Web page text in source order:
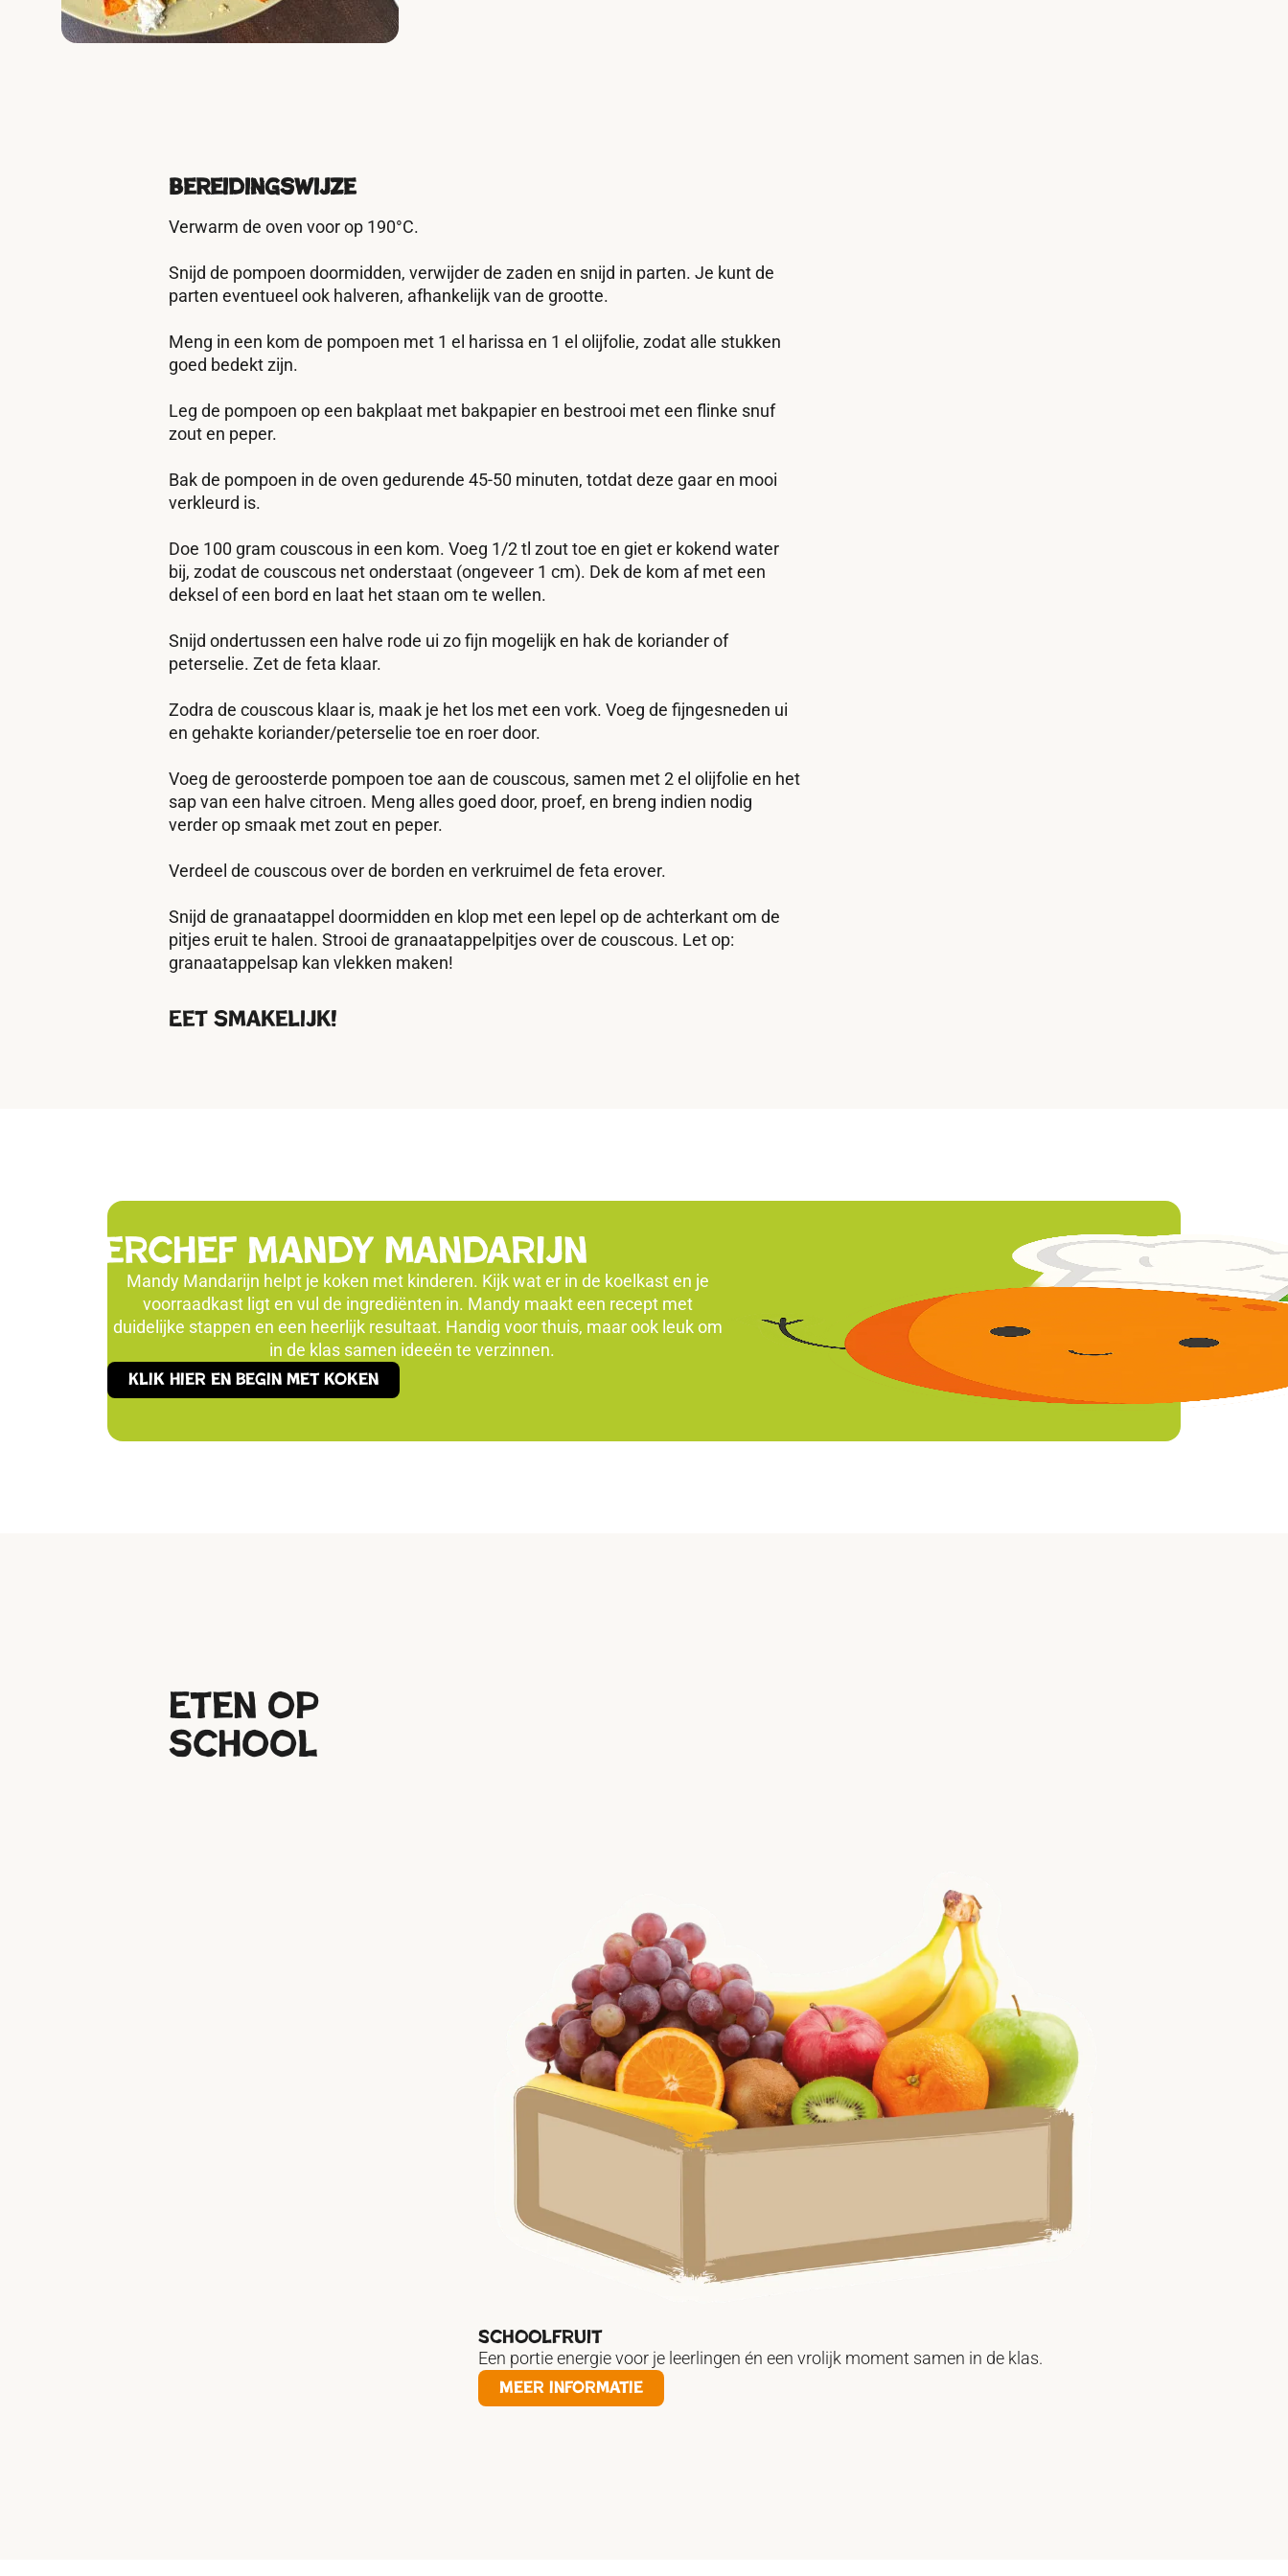
Bereidingswijze
Verwarm de oven voor op 190°C.
Snijd de pompoen doormidden, verwijder de zaden en snijd in parten. Je kunt de
parten eventueel ook halveren, afhankelijk van de grootte.
Meng in een kom de pompoen met 1 el harissa en 1 el olijfolie, zodat alle stukken
goed bedekt zijn.
Leg de pompoen op een bakplaat met bakpapier en bestrooi met een flinke snuf
zout en peper.
Bak de pompoen in de oven gedurende 45-50 minuten, totdat deze gaar en mooi
verkleurd is.
Doe 100 gram couscous in een kom. Voeg 1/2 tl zout toe en giet er kokend water
bij, zodat de couscous net onderstaat (ongeveer 1 cm). Dek de kom af met een
deksel of een bord en laat het staan om te wellen.
Snijd ondertussen een halve rode ui zo fijn mogelijk en hak de koriander of
peterselie. Zet de feta klaar.
Zodra de couscous klaar is, maak je het los met een vork. Voeg de fijngesneden ui
en gehakte koriander/peterselie toe en roer door.
Voeg de geroosterde pompoen toe aan de couscous, samen met 2 el olijfolie en het
sap van een halve citroen. Meng alles goed door, proef, en breng indien nodig
verder op smaak met zout en peper.
Verdeel de couscous over de borden en verkruimel de feta erover.
Snijd de granaatappel doormidden en klop met een lepel op de achterkant om de
pitjes eruit te halen. Strooi de granaatappelpitjes over de couscous. Let op:
granaatappelsap kan vlekken maken!
Eet smakelijk!
masterchef Mandy mandarijn
Mandy Mandarijn helpt je koken met kinderen. Kijk wat er in de koelkast en je
voorraadkast ligt en vul de ingrediënten in. Mandy maakt een recept met
duidelijke stappen en een heerlijk resultaat. Handig voor thuis, maar ook leuk om
in de klas samen ideeën te verzinnen.
Klik hier en begin met koken
Eten op
school
Schoolfruit
Een portie energie voor je leerlingen én een vrolijk moment samen in de klas.
Meer informatie